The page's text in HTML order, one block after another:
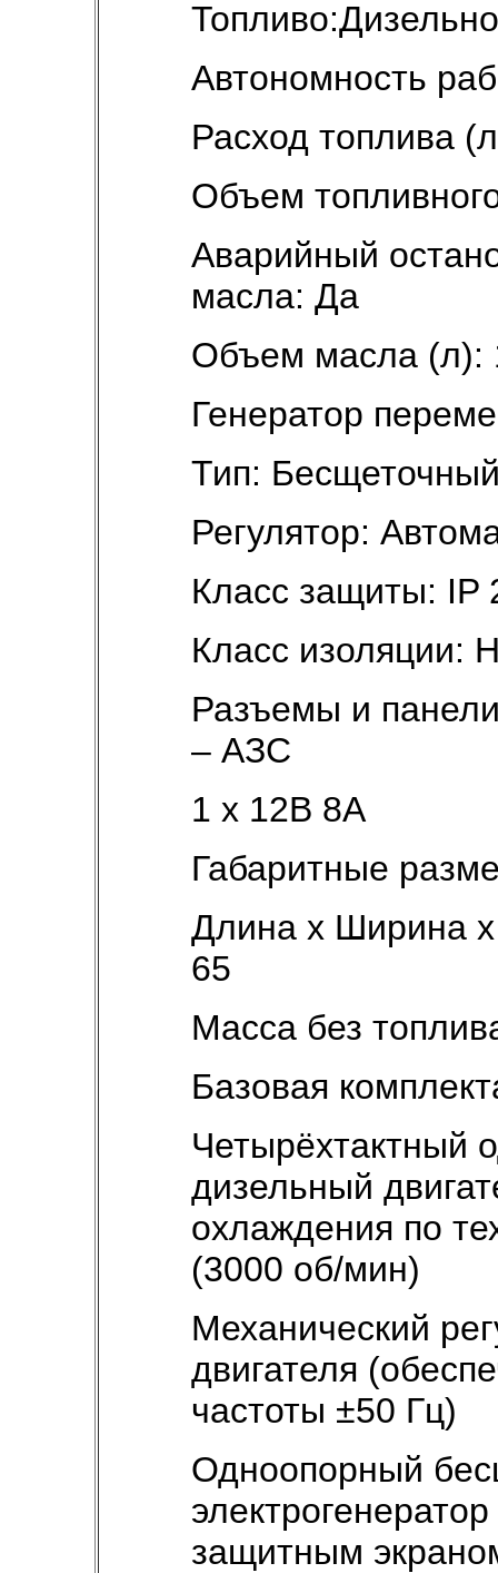
Автономность
Расход топлива
Объем
Аварийный
масла: Да
Объем масла (л):
Генератор
Тип:
Регулятор:
Класс защиты: IP
Класс изоляции:
Разъемы и
– АЗС
1 x 12В 8A
Габаритные
Длина х Ширина
65
Масса без
Базовая
Четырёхтактный
дизельный
охлаждения по
(3000 об/мин)
Механический
двигателя
частоты ±50 Гц)
Одноопорный
защитным